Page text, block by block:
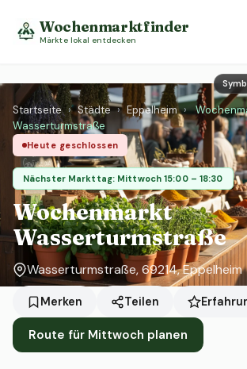
Wochenmarktfinder
Märkte lokal entdecken
Startseite › Städte › Eppelheim ›
Wasserturmstraße
Heute geschlossen
Nächster Markttag: Mittwoch 15:00 – 18:30
Wochenmarkt
Wasserturmstraße
Wasserturmstraße, 69214, Eppelheim
Merken Teilen
Route für Mittwoch planen